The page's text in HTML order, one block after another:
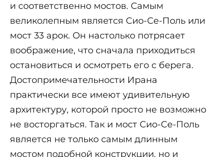
и соответственно мостов. Самым
великолепным является Сио-Се-Поль или
мост 33 арок. Он настолько потрясает
воображение, что сначала приходиться
остановиться и осмотреть его с берега.
Достопримечательности Ирана
практически все имеют удивительную
архитектуру, которой просто не возможно
не восторгаться. Так и мост Сио-Се-Поль
является не только самым длинным
мостом подобной конструкции, но и